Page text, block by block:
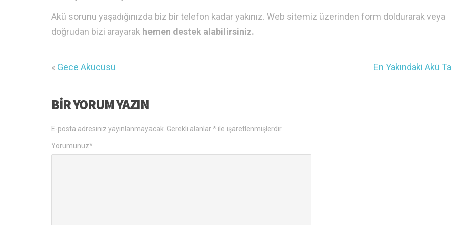
Akü sorunu yaşadığınızda biz bir telefon kadar yakınız. Web sitemiz üzerinden form doldurarak veya
doğrudan bizi arayarak hemen destek alabilirsiniz.
« Gece Akücüsü En Yakındaki Akü
BIR YORUM YAZIN
E-posta adresiniz yayınlanmayacak. Gerekli alanlar* ile işaretlenmişlerdir
Yorumunuz*